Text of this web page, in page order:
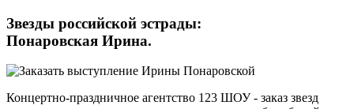
Звезды российской эстрады:
Понаровская Ирина.
Концертно-праздничное агентство 123 ШОУ - заказ звезд